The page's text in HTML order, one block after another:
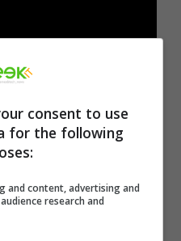
nuovissima
consent to use
for the following
and content, advertising and
research and